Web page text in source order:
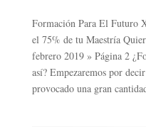
Formación Para El Futuro
el 75% de tu Maestría
febrero 2019 » Página 2
así? Empezaremos por
provocado una gran